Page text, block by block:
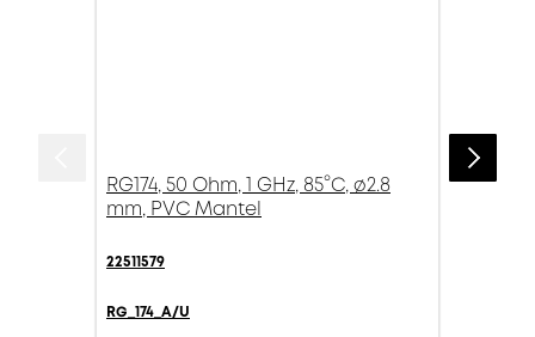
RG174, 50 Ohm, 1 GHz, 85°C, ø2.8
mm, PVC Mantel
22511579
RG_174_A/U